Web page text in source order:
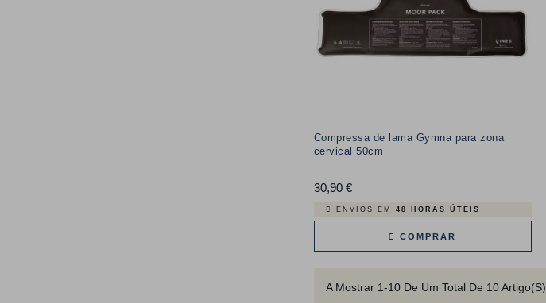
Compressa de lama Gymna para zona
cervical 50cm
30,90 €Preço
ENVIOS EM 48 HORAS ÚTEIS
COMPRAR
A Mostrar 1-10 De Um Total De 10 Artigo(s)